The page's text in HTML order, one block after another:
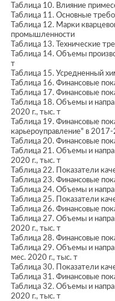
Таблица 10. Влияние
Таблица 11. Основные
Таблица 12. Марки
промышленности
Таблица 13. Технические
Таблица 14. Объемы
т
Таблица 15. Усредненный
Таблица 16. Финансовые
Таблица 17. Финансовые
Таблица 18. Объемы и
2020 г., тыс. т
Таблица 19. Финансовые
карьероуправление" в 2017-
Таблица 20. Финансовые
Таблица 21. Объемы и
2020 г., тыс. т
Таблица 22. Показатели
Таблица 23. Финансовые
Таблица 24. Объемы и
Таблица 25. Показатели
Таблица 26. Финансовые
Таблица 27. Объемы и
2020 г., тыс. т
Таблица 28. Финансовые
Таблица 29. Объемы и
мес. 2020 г., тыс. т
Таблица 30. Показатели
Таблица 31. Финансовые
Таблица 32. Объемы и
2020 г., тыс. т